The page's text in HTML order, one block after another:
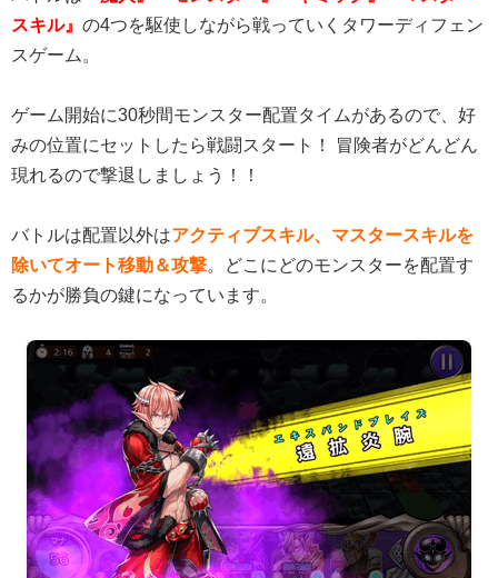
スキル』 の4つを駆使しながら戦っていくタワーディフェン
スゲーム。
ゲーム開始に30秒間モンスター配置タイムがあるので、好
みの位置にセットしたら戦闘スタート！ 冒険者がどんどん
現れるので撃退しましょう！！
バトルは配置以外はアクティブスキル、マスタースキルを
除いてオート移動＆攻撃。どこにどのモンスターを配置す
るかが勝負の鍵になっています。